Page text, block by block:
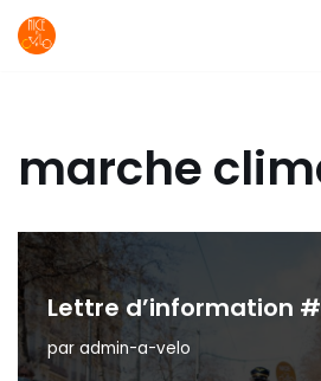
marche
Lettre d’information
par admin-a-velo